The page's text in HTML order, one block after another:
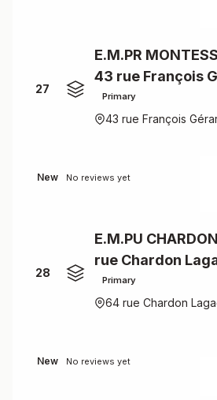
27
E.M.PR
43 rue François
Primary
43 rue François
New No reviews yet
28
E.M.PU
rue Chardon
Primary
64 rue Chardon
New No reviews yet